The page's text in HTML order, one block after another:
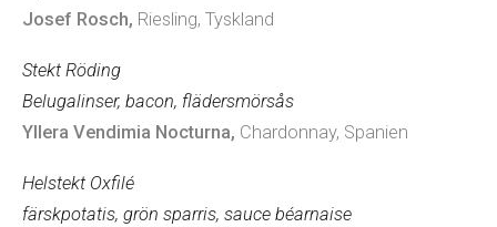
Josef Rosch, Riesling, Tyskland
Stekt Röding
Belugalinser, bacon, flädersmörsås
Yllera Vendimia Nocturna, Chardonnay, Spanien
Helstekt Oxfilé
färskpotatis, grön sparris, sauce béarnaise